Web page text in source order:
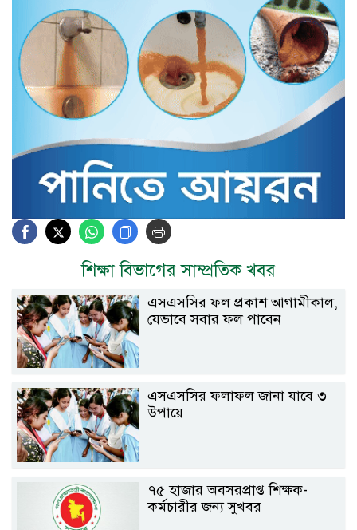
শিক্ষা বিভাগের সাম্প্রতিক খবর
এসএসসির ফল প্রকাশ আগামীকাল,
যেভাবে সবার ফল পাবেন
এসএসসির ফলাফল জানা যাবে ৩
উপায়ে
৭৫ হাজার অবসরপ্রাপ্ত শিক্ষক-
কর্মচারীর জন্য সুখবর